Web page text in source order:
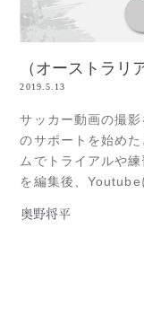
2019.5.13
サッカー動画の撮
のサポートを始め
ムでトライアルや
を編集後、Youtube
て、選手の試合を
奥野将平